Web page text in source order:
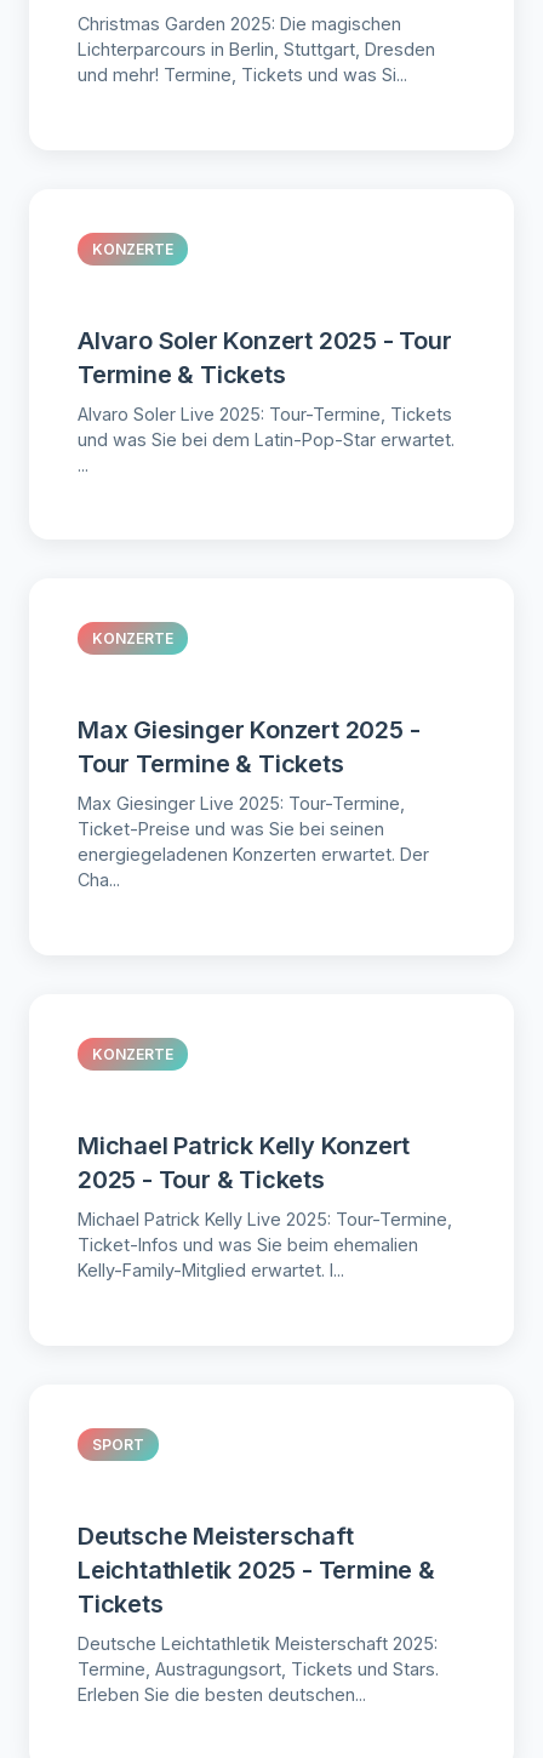
Christmas Garden 2025: Die magischen
Lichterparcours in Berlin, Stuttgart, Dresden
und mehr! Termine, Tickets und was Si...
KONZERTE
Alvaro Soler Konzert 2025 - Tour
Termine & Tickets
Alvaro Soler Live 2025: Tour-Termine, Tickets
und was Sie bei dem Latin-Pop-Star erwartet.
...
KONZERTE
Max Giesinger Konzert 2025 -
Tour Termine & Tickets
Max Giesinger Live 2025: Tour-Termine,
Ticket-Preise und was Sie bei seinen
energiegeladenen Konzerten erwartet. Der
Cha...
KONZERTE
Michael Patrick Kelly Konzert
2025 - Tour & Tickets
Michael Patrick Kelly Live 2025: Tour-Termine,
Ticket-Infos und was Sie beim ehemalien
Kelly-Family-Mitglied erwartet. I...
SPORT
Deutsche Meisterschaft
Leichtathletik 2025 - Termine &
Tickets
Deutsche Leichtathletik Meisterschaft 2025:
Termine, Austragungsort, Tickets und Stars.
Erleben Sie die besten deutschen...